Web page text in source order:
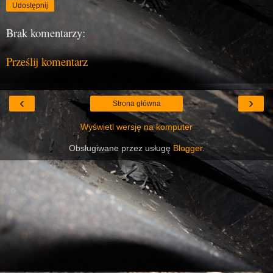
Udostępnij
Brak komentarzy:
Prześlij komentarz
‹ ›
Strona główna
Wyświetl wersję na komputer
Obsługiwane przez usługę Blogger.